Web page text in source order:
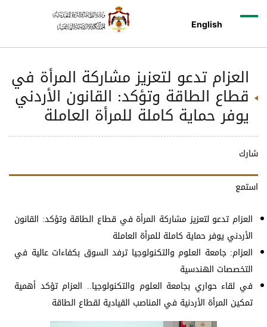
English
العزام تدعو لتعزيز مشاركة المرأة في
قطاع الطاقة وتؤكد: القانون الأردني
يوفر حماية كاملة للمرأة العاملة
شارك
استمع
العزام تدعو لتعزيز مشاركة المرأة في قطاع الطاقة وتؤكد: القانون
الأردني يوفر حماية كاملة للمرأة العاملة
العزام: جامعة العلوم والتكنولوجيا ترفد السوق بكفاءات عالية في
التخصصات الهندسية
في لقاء حواري بجامعة العلوم والتكنولوجيا.. العزام تؤكد أهمية
تمكين المرأة الأردنية في المناصب القيادية لقطاع الطاقة